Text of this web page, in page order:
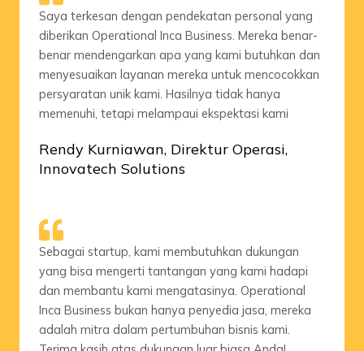
Saya terkesan dengan pendekatan personal yang
diberikan Operational Inca Business. Mereka benar-
benar mendengarkan apa yang kami butuhkan dan
menyesuaikan layanan mereka untuk mencocokkan
persyaratan unik kami. Hasilnya tidak hanya
memenuhi, tetapi melampaui ekspektasi kami
Rendy Kurniawan, Direktur Operasi,
Innovatech Solutions
Sebagai startup, kami membutuhkan dukungan
yang bisa mengerti tantangan yang kami hadapi
dan membantu kami mengatasinya. Operational
Inca Business bukan hanya penyedia jasa, mereka
adalah mitra dalam pertumbuhan bisnis kami.